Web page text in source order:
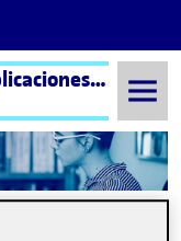
20.671 – Desarrollo de aplicaciones interactivas – Aula 1